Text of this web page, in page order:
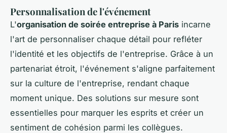
Personnalisation de l'événement
L'organisation de soirée entreprise à Paris incarne
l'art de personnaliser chaque détail pour refléter
l'identité et les objectifs de l'entreprise. Grâce à un
partenariat étroit, l'événement s'aligne parfaitement
sur la culture de l'entreprise, rendant chaque
moment unique. Des solutions sur mesure sont
essentielles pour marquer les esprits et créer un
sentiment de cohésion parmi les collègues.